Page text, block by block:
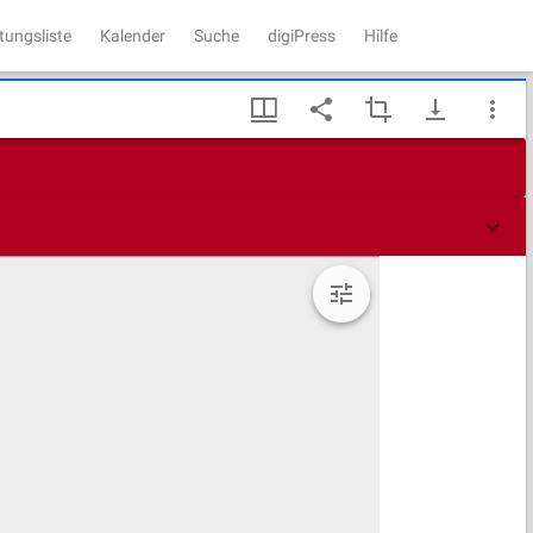
Kalender Suche digiPress Hilfe